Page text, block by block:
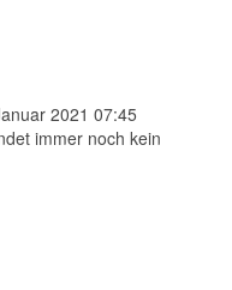
2021 07:45
immer noch kein